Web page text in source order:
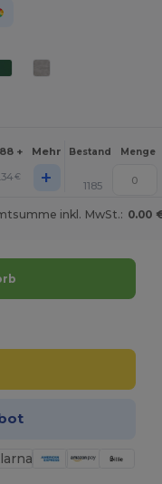
+ Mehr Bestand Menge
€ + 1185
inkl. MwSt.: 0.00